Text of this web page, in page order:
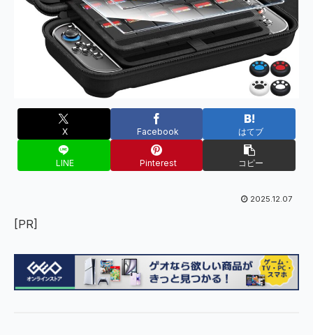
X Facebook はてブ
LINE Pinterest コピー
2025.12.07
[PR]